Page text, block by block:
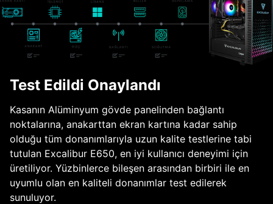
Test Edildi Onaylandı
Kasanın Alüminyum gövde panelinden bağlantı
noktalarına, anakarttan ekran kartına kadar sahip
olduğu tüm donanımlarıyla uzun kalite testlerine tabi
tutulan Excalibur E650, en iyi kullanıcı deneyimi için
üretiliyor. Yüzbinlerce bileşen arasından birbiri ile en
uyumlu olan en kaliteli donanımlar test edilerek
sunuluyor.